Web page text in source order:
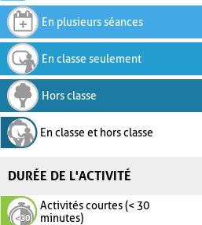
En plusieurs séances
En classe seulement
Hors classe
En classe et hors classe
DURÉE DE L'ACTIVITÉ
Activités courtes (< 30
minutes)